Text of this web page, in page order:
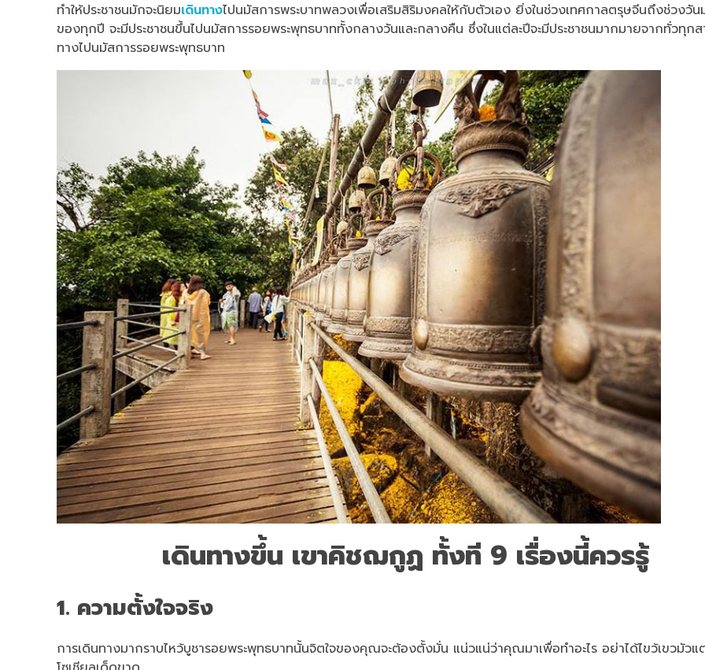
ทำให้ประชาชนมักจะนิยมเดินทางไปนมัสการพระบาทพลวงเพื่อเสริมสิริมงคลให้กับตัวเอง ยิ่งในช่วงเทศกาลตรุษจีนถึงช่วงวัน
ของทุกปี จะมีประชาชนขึ้นไปนมัสการรอยพระพุทธบาททั้งกลางวันและกลางคืน ซึ่งในแต่ละปีจะมีประชาชนมากมายจากทั่วทุกส
ทางไปนมัสการรอยพระพุทธบาท
เดินทางขึ้น เขาคิชฌกูฏ ทั้งที 9 เรื่องนี้ควรรู้
1. ความตั้งใจจริง
การเดินทางมากราบไหว้บูชารอยพระพุทธบาทนั้นจิตใจของคุณจะต้องตั้งมั่น แน่วแน่ว่าคุณมาเพื่อทำอะไร อย่าได้ไขว้เขวมัว